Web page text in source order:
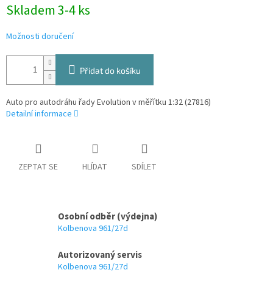
cena:
Skladem 3-4 ks
Možnosti doručení
Přidat do košíku
Auto pro autodráhu řady Evolution v měřítku 1:32 (27816)
Detailní informace
ZEPTAT SE HLÍDAT SDÍLET
Osobní odběr (výdejna)
Kolbenova 961/27d
Autorizovaný servis
Kolbenova 961/27d